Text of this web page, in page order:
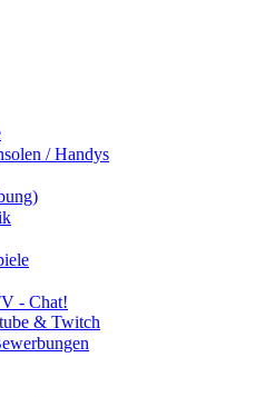
/ Handys
- Chat!
& Twitch